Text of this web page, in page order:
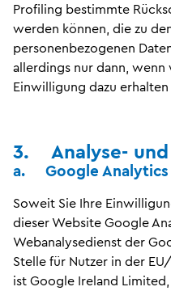
Profiling bestimmte
werden können, die zu
personenbezogenen
allerdings nur dann,
Einwilligung dazu erhalten
3. Analyse- und
a. Google Analytics
Soweit Sie Ihre
dieser Website Google
Webanalysedienst der
Stelle für Nutzer in der
ist Google Ireland